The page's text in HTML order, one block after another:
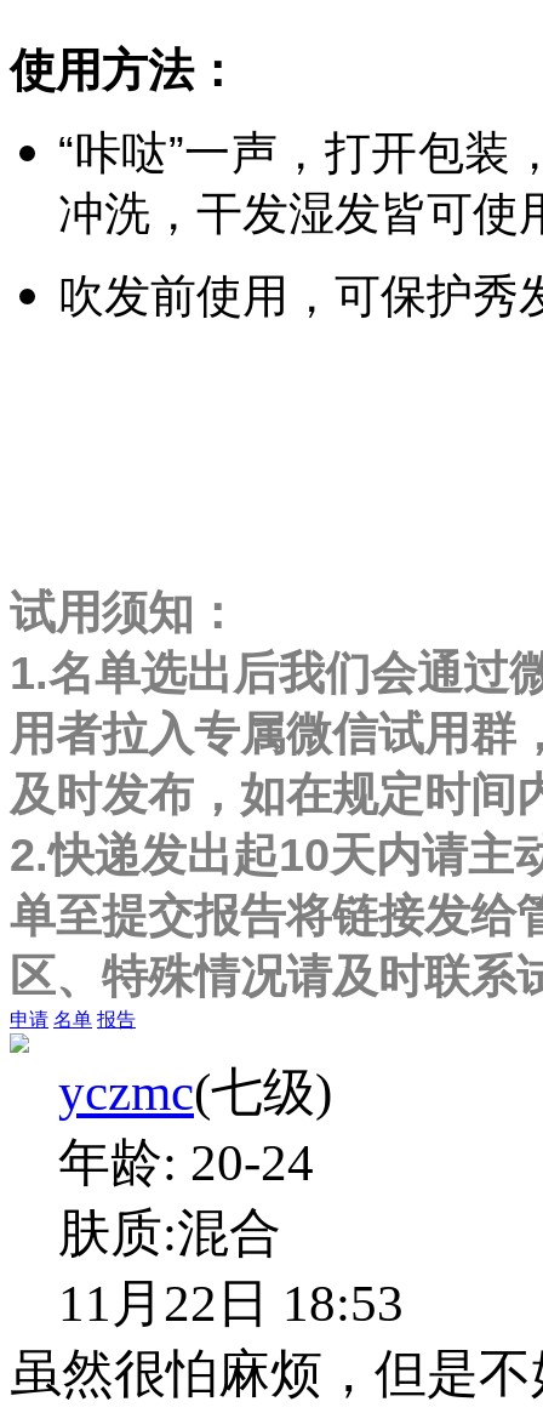
使用方法：
“咔哒”一声，打开包
冲洗，干发湿发皆可使
吹发前使用，可保护秀
试用须知：
1.名单选出后我们会通过
用者拉入专属微信试用群
及时发布，如在规定时间
2.快递发出起10天内请主
单至提交报告将链接发给
区、特殊情况请及时联系
申请 名单 报告
yczmc(七级)
年龄: 20-24
肤质:混合
11月22日 18:53
虽然很怕麻烦，但是